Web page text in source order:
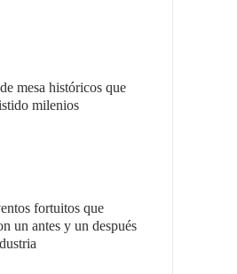
mesa históricos que
milenios
fortuitos que
un antes y un después